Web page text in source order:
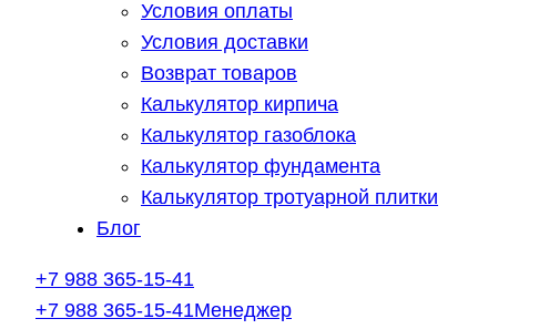
Условия оплаты
Условия доставки
Возврат товаров
Калькулятор кирпича
Калькулятор газоблока
Калькулятор фундамента
Калькулятор тротуарной плитки
Блог
+7 988 365-15-41
+7 988 365-15-41Менеджер